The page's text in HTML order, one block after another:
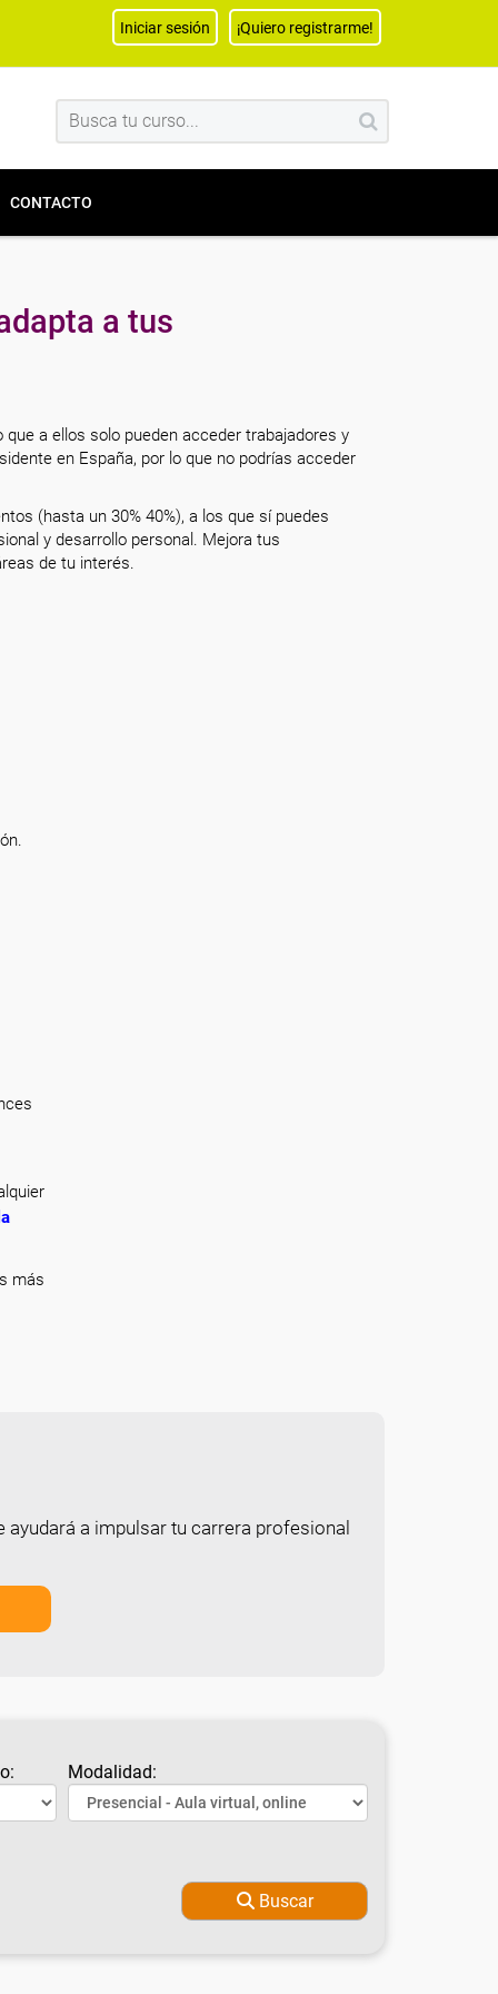
Iniciar sesión ¡Quiero registrarme!
CONTACTO
a tus
a ellos solo pueden acceder trabajadores y
en España, por lo que no podrías acceder
(hasta un 30% 40%), a los que sí puedes
y desarrollo personal. Mejora tus
de tu interés.
más
a impulsar tu carrera profesional
Modalidad:
Buscar